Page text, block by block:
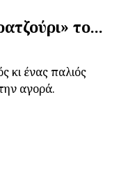
το...
κι ένας παλιός
αγορά.